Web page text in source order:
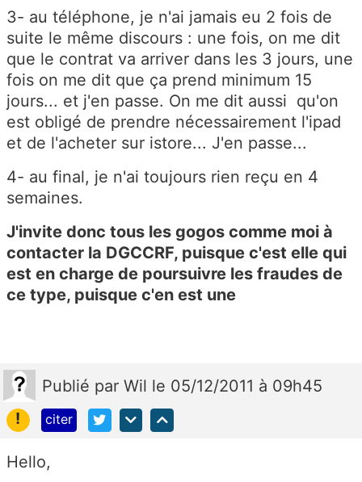
3- au téléphone, je n'ai jamais eu 2 fois de
suite le même discours : une fois, on me dit
que le contrat va arriver dans les 3 jours, une
fois on me dit que ça prend minimum 15
jours... et j'en passe. On me dit aussi qu'on
est obligé de prendre nécessairement l'ipad
et de l'acheter sur istore... J'en passe...
4- au final, je n'ai toujours rien reçu en 4
semaines.
J'invite donc tous les gogos comme moi à
contacter la DGCCRF, puisque c'est elle qui
est en charge de poursuivre les fraudes de
ce type, puisque c'en est une
Publié par Wil le 05/12/2011 à 09h45
!
citer
Hello,